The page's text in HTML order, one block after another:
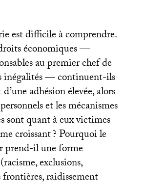
est difficile à comprendre.
économiques —
au premier chef de
inégalités — continuent-ils
adhésion élevée, alors
et les mécanismes
sont quant à eux victimes
croissant? Pourquoi le
prend-il une forme
exclusions,
raidissement